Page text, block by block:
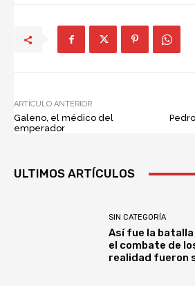
ARTÍCULO ANTERIOR
Galeno, el médico del
emperador
ULTIMOS ARTÍCULOS
SIN CATEGORÍA
Así fue la
el combate de
realidad fueron